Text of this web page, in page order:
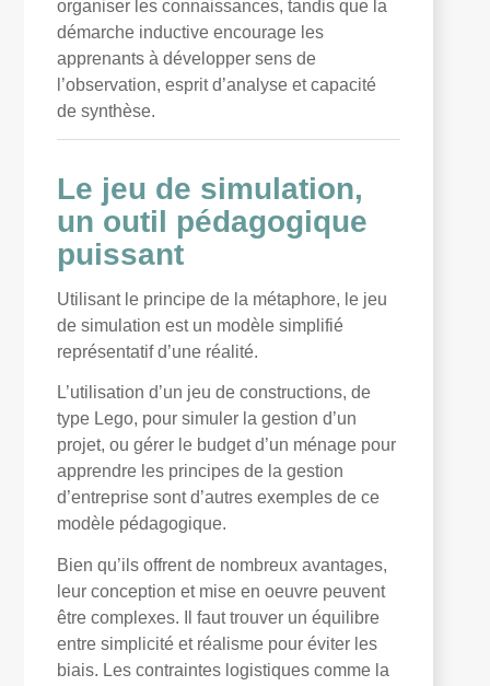
organiser les connaissances, tandis que la
démarche inductive encourage les
apprenants à développer sens de
l’observation, esprit d’analyse et capacité
de synthèse.
Le jeu de simulation,
un outil pédagogique
puissant
Utilisant le principe de la métaphore, le jeu
de simulation est un modèle simplifié
représentatif d’une réalité.
L’utilisation d’un jeu de constructions, de
type Lego, pour simuler la gestion d’un
projet, ou gérer le budget d’un ménage pour
apprendre les principes de la gestion
d’entreprise sont d’autres exemples de ce
modèle pédagogique.
Bien qu’ils offrent de nombreux avantages,
leur conception et mise en oeuvre peuvent
être complexes. Il faut trouver un équilibre
entre simplicité et réalisme pour éviter les
biais. Les contraintes logistiques comme la